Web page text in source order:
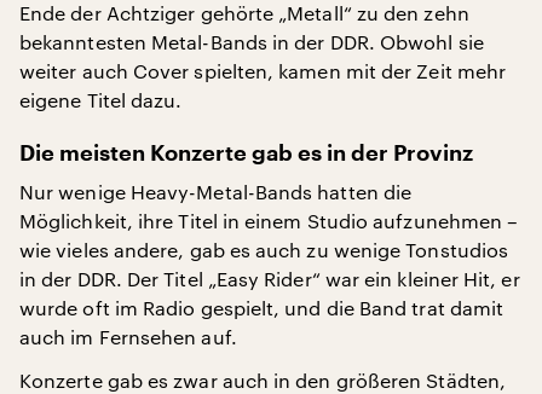
Ende der Achtziger gehörte „Metall“ zu den zehn
bekanntesten Metal-Bands in der DDR. Obwohl sie
weiter auch Cover spielten, kamen mit der Zeit mehr
eigene Titel dazu.
Die meisten Konzerte gab es in der Provinz
Nur wenige Heavy-Metal-Bands hatten die
Möglichkeit, ihre Titel in einem Studio aufzunehmen –
wie vieles andere, gab es auch zu wenige Tonstudios
in der DDR. Der Titel „Easy Rider“ war ein kleiner Hit, er
wurde oft im Radio gespielt, und die Band trat damit
auch im Fernsehen auf.
Konzerte gab es zwar auch in den größeren Städten,